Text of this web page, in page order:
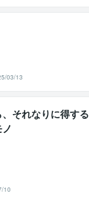
03/13
それなりに得す
10